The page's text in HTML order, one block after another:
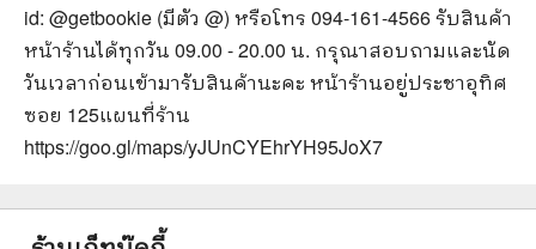
id: @getbookie (มีตัว @) หรือโทร 094-161-4566 รับสินค้า
หน้าร้านได้ทุกวัน 09.00 - 20.00 น. กรุณาสอบถามและนัด
วันเวลาก่อนเข้ามารับสินค้านะคะ หน้าร้านอยู่ประชาอุทิศ
ซอย 125แผนที่ร้าน
https://goo.gl/maps/yJUnCYEhrYH95JoX7